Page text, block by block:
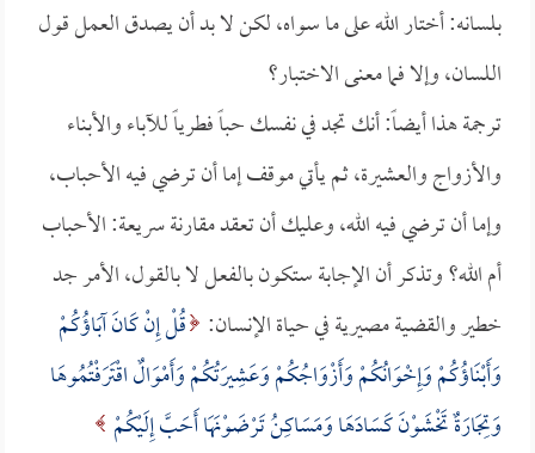
بلسانه: أختار الله على ما سواه، لكن لا بد أن يصدق العمل قول
اللسان، وإلا فما معنى الاختبار؟
ترجمة هذا أيضاً: أنك تجد في نفسك حباً فطرياً للآباء والأبناء
والأزواج والعشيرة، ثم يأتي موقف إما أن ترضي فيه الأحباب،
وإما أن ترضي فيه الله، وعليك أن تعقد مقارنة سريعة: الأحباب
أم الله؟ وتذكر أن الإجابة ستكون بالفعل لا بالقول، الأمر جد
خطير والقضية مصيرية في حياة الإنسان: قُلْ إِنْ كَانَ آبَاؤُكُمْ
وَأَبْنَاؤُكُمْ وَإِخْوَانُكُمْ وَأَزْوَاجُكُمْ وَعَشِيرَتُكُمْ وَأَمْوَالٌ اقْتَرَفْتُمُوهَا
وَتِجَارَةٌ تَخْشَوْنَ كَسَادَهَا وَمَسَاكِنُ تَرْضَوْنَهَا أَحَبَّ إِلَيْكُمْ